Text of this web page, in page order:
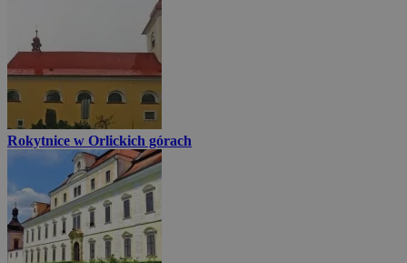
Rokytnice w Orlickich górach